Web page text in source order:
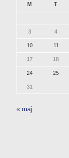
M T
3 4
10 11
17 18
24 25
31
« maj